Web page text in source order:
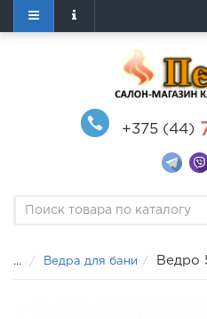
+375 (44)
... Ведра для бани Ведро